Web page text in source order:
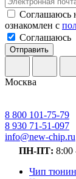
Соглашаюсь
ознакомлен с
Соглашаюсь
Отправить
Москва
8 800 101-75-79
8 930 71-51-097
info@new-chip.ru
ПН-ПТ: 8:00
Чип